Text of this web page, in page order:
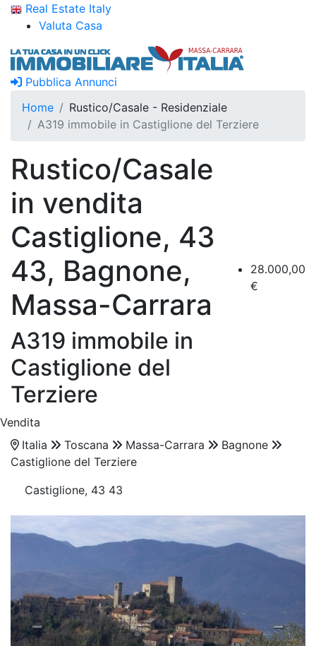
Real Estate Italy
Valuta Casa
Pubblica Annunci
Home
Rustico/Casale - Residenziale
A319 immobile in Castiglione del Terziere
Rustico/Casale
in vendita
Castiglione, 43
43, Bagnone,
Massa-Carrara
A319 immobile in
Castiglione del
Terziere
28.000,00
€
Vendita
Italia
Toscana Massa-Carrara
Bagnone
Castiglione del Terziere
Castiglione, 43 43